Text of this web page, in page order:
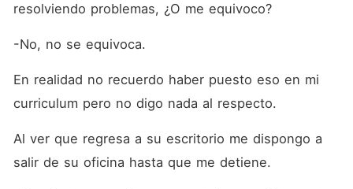
resolviendo problemas, ¿O me equivoco?
-No, no se equivoca.
En realidad no recuerdo haber puesto eso en mi
curriculum pero no digo nada al respecto.
Al ver que regresa a su escritorio me dispongo a
salir de su oficina hasta que me detiene.